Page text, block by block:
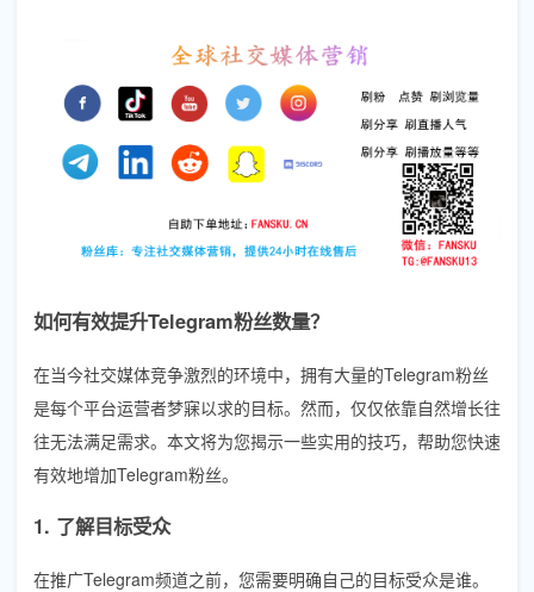
如何有效提升Telegram粉丝数量？
在当今社交媒体竞争激烈的环境中，拥有大量的Telegram粉丝
是每个平台运营者梦寐以求的目标。然而，仅仅依靠自然增长往
往无法满足需求。本文将为您揭示一些实用的技巧，帮助您快速
有效地增加Telegram粉丝。
1. 了解目标受众
在推广Telegram频道之前，您需要明确自己的目标受众是谁。